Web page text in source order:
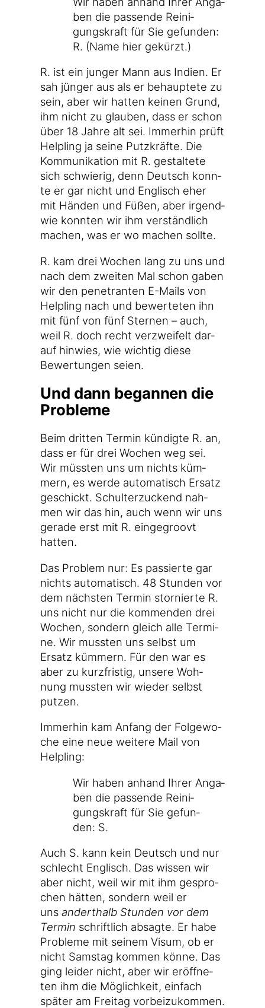
ben die pas­sen­de Rei­ni­
gungs­kraft für Sie gefun­den:
R. (Name hier gekürzt.)
R. ist ein jun­ger Mann aus Indi­en. Er
sah jün­ger aus als er behaup­te­te zu
sein, aber wir hat­ten kei­nen Grund,
ihm nicht zu glau­ben, dass er schon
über 18 Jah­re alt sei. Immer­hin prüft
Hel­pling ja sei­ne Putz­kräf­te. Die
Kom­mu­ni­ka­ti­on mit R. gestal­te­te
sich schwie­rig, denn Deutsch konn­
te er gar nicht und Eng­lisch eher
mit Hän­den und Füßen, aber irgend­
wie konn­ten wir ihm ver­ständ­lich
machen, was er wo machen sollte.
R. kam drei Wochen lang zu uns und
nach dem zwei­ten Mal schon gaben
wir den pene­tran­ten E-Mails von
Hel­pling nach und bewer­te­ten ihn
mit fünf von fünf Ster­nen – auch,
weil R. doch recht ver­zwei­felt dar­
auf hin­wies, wie wich­tig die­se
Bewer­tun­gen seien.
Und dann begannen die
Probleme
Beim drit­ten Ter­min kün­dig­te R. an,
dass er für drei Wochen weg sei.
Wir müss­ten uns um nichts küm­
mern, es wer­de auto­ma­tisch Ersatz
geschickt. Schul­ter­zu­ckend nah­
men wir das hin, auch wenn wir uns
gera­de erst mit R. ein­ge­groovt
hatten.
Das Pro­blem nur: Es pas­sier­te gar
nichts auto­ma­tisch. 48 Stun­den vor
dem nächs­ten Ter­min stor­nier­te R.
uns nicht nur die kom­men­den drei
Wochen, son­dern gleich alle Ter­mi­
ne. Wir muss­ten uns selbst um
Ersatz küm­mern. Für den war es
aber zu kurz­fris­tig, unse­re Woh­
nung muss­ten wir wie­der selbst
putzen.
Immer­hin kam Anfang der Fol­ge­wo­
che eine neue wei­te­re Mail von
Helpling:
Wir haben anhand Ihrer Anga­
ben die pas­sen­de Rei­ni­
gungs­kraft für Sie gefun­
den: S.
Auch S. kann kein Deutsch und nur
schlecht Eng­lisch. Das wis­sen wir
aber nicht, weil wir mit ihm gespro­
chen hät­ten, son­dern weil er
uns andert­halb Stun­den vor dem
Ter­min schrift­lich absag­te. Er habe
Pro­ble­me mit sei­nem Visum, ob er
nicht Sams­tag kom­men kön­ne. Das
ging lei­der nicht, aber wir eröff­ne­
ten ihm die Mög­lich­keit, ein­fach
spä­ter am Frei­tag vor­bei­zu­kom­men.